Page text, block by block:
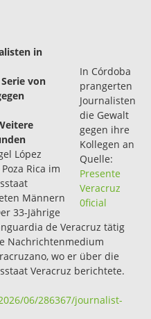
In Córdoba
prangerten
Journalisten
die Gewalt
gegen ihre
Kollegen an
Quelle:
Presente
Veracruz
0ficial
in
von
López
Rica im
Männern
33-Jährige
de Veracruz tätig
Nachrichtenmedium
wo er über die
Veracruz berichtete.
06/286367/journalist-